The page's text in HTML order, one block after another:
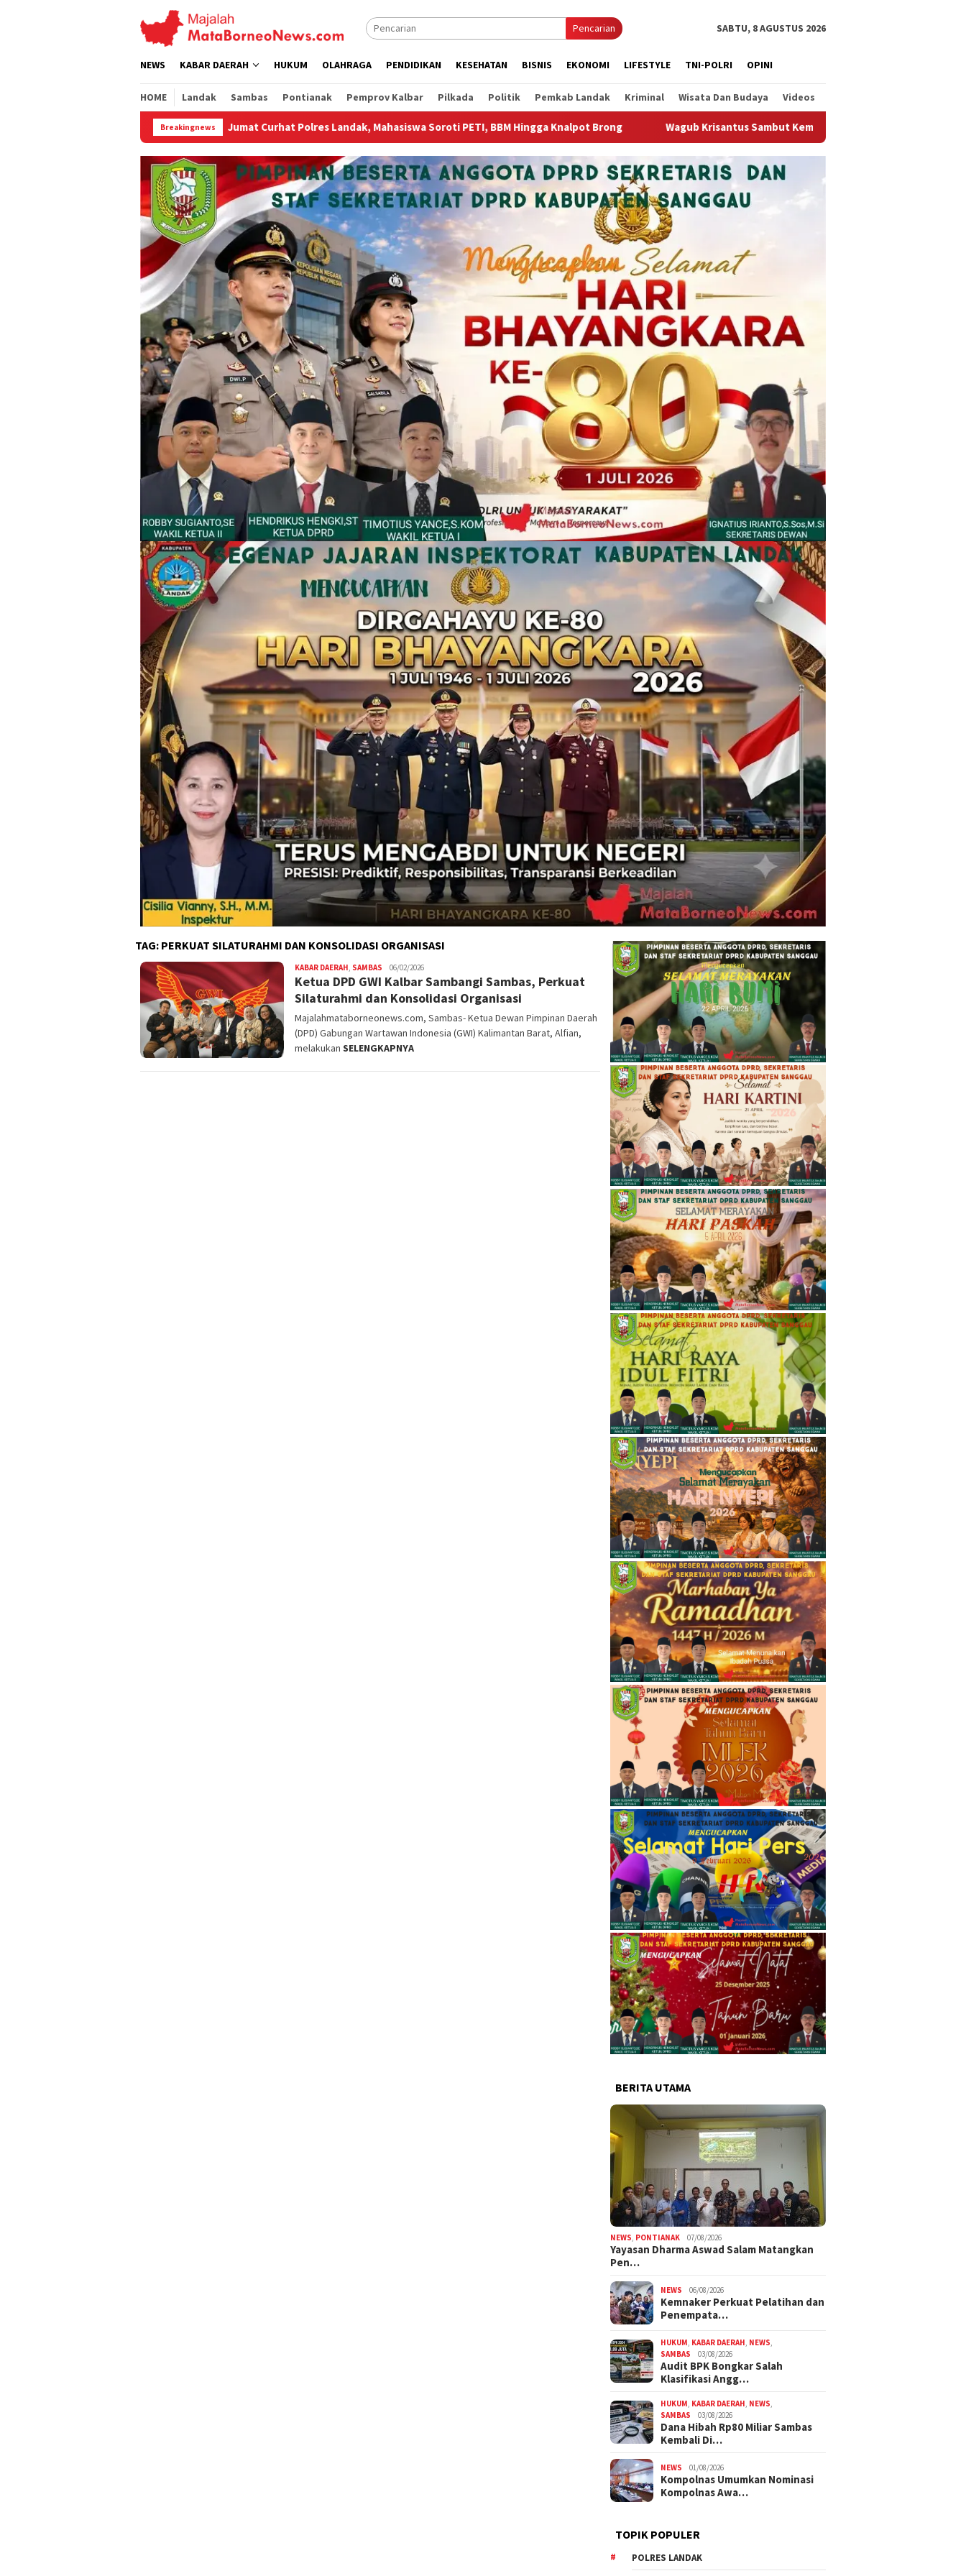
Pencarian SABTU, 8 AGUSTUS 2026
NEWS KABAR DAERAH HUKUM OLAHRAGA PENDIDIKAN KESEHATAN BISNIS EKONOMI LIFESTYLE TNI-POLRI OPINI
HOME Landak Sambas Pontianak Pemprov Kalbar Pilkada Politik Pemkab Landak Kriminal Wisata Dan Budaya Videos
Breakingnews
Jumat Curhat Polres Landak, Mahasiswa Soroti PETI, BBM Hingga Knalpot Brong Wagub Krisantus Sambut Kembali Berjalannya Ekspor Alumina, Dorong Penguatan
TAG: PERKUAT SILATURAHMI DAN KONSOLIDASI ORGANISASI
KABAR DAERAH, SAMBAS Nopriyanto
06/02/2026
Ketua DPD GWI Kalbar Sambangi Sambas, Perkuat
Silaturahmi dan Konsolidasi Organisasi
Majalahmataborneonews.com, Sambas- Ketua Dewan Pimpinan Daerah
(DPD) Gabungan Wartawan Indonesia (GWI) Kalimantan Barat, Alfian,
melakukan SELENGKAPNYA
BERITA UTAMA
NEWS PONTIANAK 07/08/2026
Yayasan Dharma Aswad Salam Matangkan
Pen…
NEWS 06/08/2026
Kemnaker Perkuat Pelatihan dan
Penempata…
HUKUM KABAR DAERAH NEWS
SAMBAS
03/08/2026
Audit BPK Bongkar Salah
Klasifikasi Angg…
HUKUM KABAR DAERAH NEWS
SAMBAS
03/08/2026
Dana Hibah Rp80 Miliar Sambas
Kembali Di…
NEWS 01/08/2026
Kompolnas Umumkan Nominasi
Kompolnas Awa…
TOPIK POPULER
POLRES LANDAK